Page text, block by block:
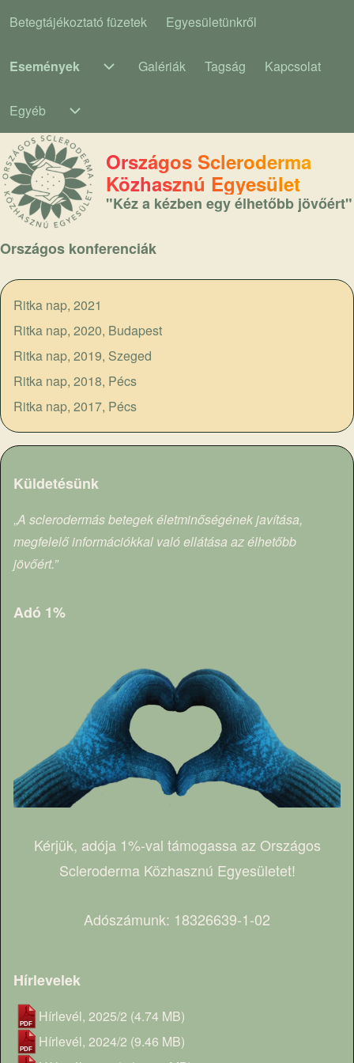
Main navigation
Betegtájékoztató füzetek Egyesületünkről
Események
Események sub-navigation
Galériák Tagság Kapcsolat
Egyéb
Országos Scleroderma
Közhasznú Egyesület
"Kéz a kézben egy élhetőbb jövőért"
Országos konferenciák
Ritka nap, 2021
Ritka nap, 2020, Budapest
Ritka nap, 2019, Szeged
Ritka nap, 2018, Pécs
Ritka nap, 2017, Pécs
Küldetésünk
„A sclerodermás betegek életminőségének javítása,
megfelelő információkkal való ellátása az élhetőbb
jövőért.”
Adó 1%
Kérjük, adója 1%-val támogassa az Országos
Scleroderma Közhasznú Egyesületet!
Adószámunk: 18326639-1-02
Hírlevelek
Hírlevél, 2025/2 (4.74 MB)
Hírlevél, 2024/2 (9.46 MB)